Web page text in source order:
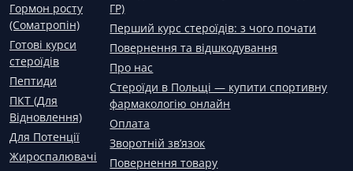
Гормон росту
(Соматропін)
Готові курси
стероїдів
Пептиди
ПКТ (Для
Відновлення)
Для Потенції
Жироспалювачі
ГР)
Перший курс стероїдів: з чого почати
Повернення та відшкодування
Про нас
Стероїди в Польщі — купити спортивну
фармакологію онлайн
Оплата
Зворотній зв’язок
Повернення товару